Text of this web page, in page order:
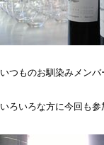
いつものお馴染みメンバ
いろいろな方に今回も参